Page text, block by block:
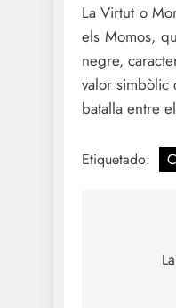
La Virtut o
els Momos,
negre,
valor simbòlic
batalla entre
Etiquetado: